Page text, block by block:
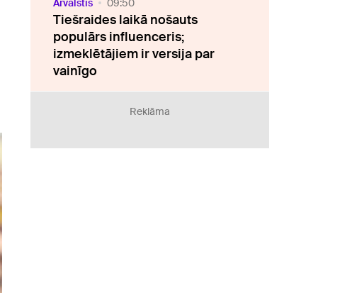
Ārvalstīs 09:50
Tiešraides laikā nošauts
populārs influenceris;
izmeklētājiem ir versija par
vainīgo
Reklāma